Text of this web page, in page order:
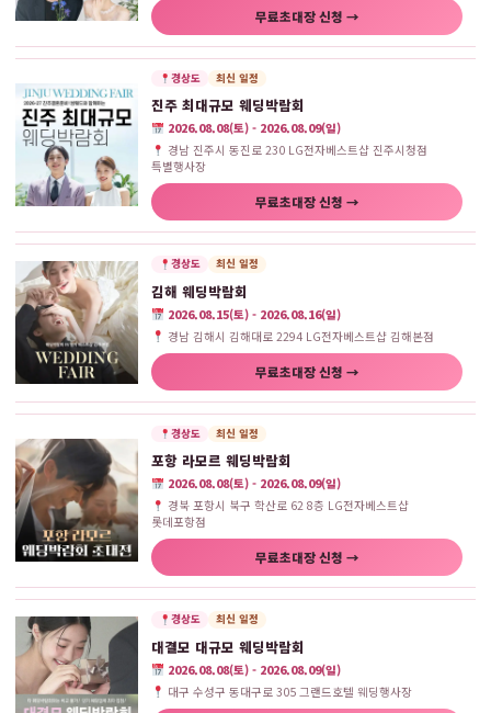
무료초대장 신청 →
경상도 최신 일정
진주 최대규모 웨딩박람회
2026.08.08(토) - 2026.08.09(일)
경남 진주시 동진로 230 LG전자베스트샵 진주시청점
특별행사장
무료초대장 신청 →
경상도 최신 일정
김해 웨딩박람회
2026.08.15(토) - 2026.08.16(일)
경남 김해시 김해대로 2294 LG전자베스트샵 김해본점
무료초대장 신청 →
경상도 최신 일정
포항 라모르 웨딩박람회
2026.08.08(토) - 2026.08.09(일)
경북 포항시 북구 학산로 62 8층 LG전자베스트샵
롯데포항점
무료초대장 신청 →
경상도 최신 일정
대결모 대규모 웨딩박람회
2026.08.08(토) - 2026.08.09(일)
대구 수성구 동대구로 305 그랜드호텔 웨딩행사장